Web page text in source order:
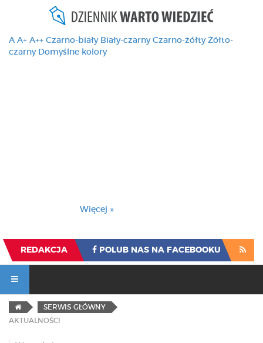
A A+ A++ Czarno-biały Biały-czarny Czarno-żółty Żółto-
czarny Domyślne kolory
Więcej »
REDAKCJA POLUB NAS NA FACEBOOKU
SERWIS GŁÓWNY
AKTUALNOŚCI